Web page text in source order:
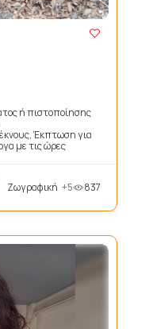
ή πιστοποίησης
Έκπτωση για
με τις ώρες
Ζωγραφική +5 837